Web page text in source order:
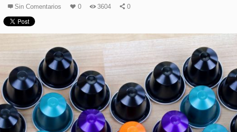
Sin Comentarios 0 3604 0